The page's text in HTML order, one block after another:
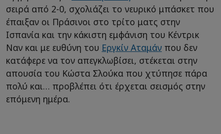
σειρά από 2-0, σχολιάζει το νευρικό μπάσκετ που
έπαιξαν οι Πράσινοι στο τρίτο ματς στην
Ισπανία και την κάκιστη εμφάνιση του Κέντρικ
Ναν και με ευθύνη του Εργκίν Αταμάν που δεν
κατάφερε να τον απεγκλωβίσει, στέκεται στην
απουσία του Κώστα Σλούκα που χτύπησε πάρα
πολύ και… προβλέπει ότι έρχεται σεισμός στην
επόμενη ημέρα.